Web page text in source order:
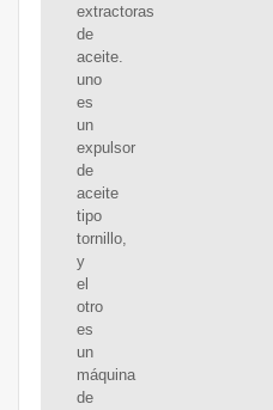
extractoras
de
aceite.
uno
es
un
expulsor
de
aceite
tipo
tornillo,
y
el
otro
es
un
máquina
de